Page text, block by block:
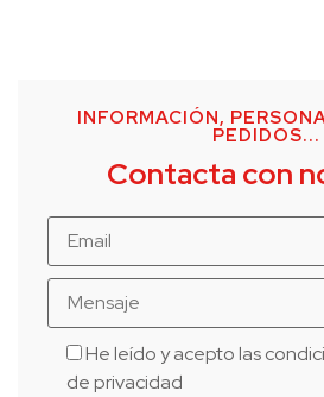
INFORMACIÓN,
PEDIDOS...
Contacta con
He leído y acepto las
de privacidad